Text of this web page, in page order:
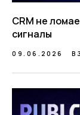
CRM не
сигналы
09.06.2026